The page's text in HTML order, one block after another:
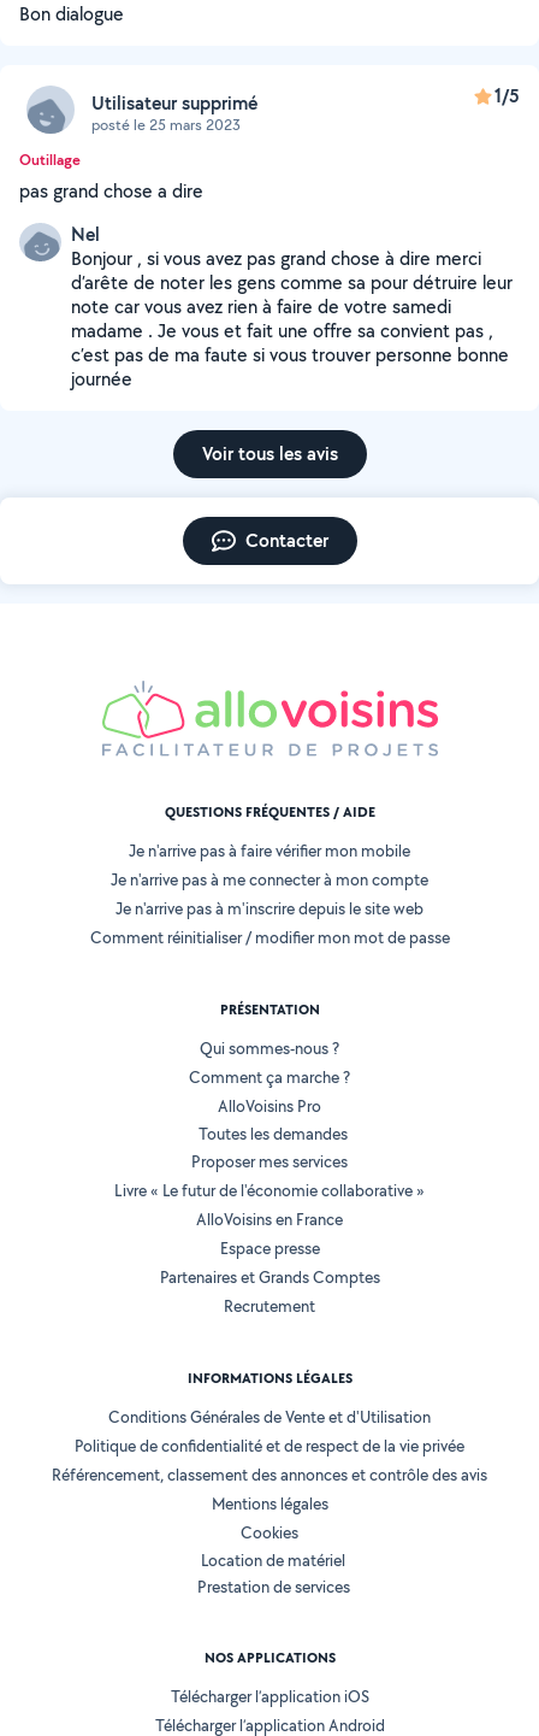
Bon dialogue
Utilisateur supprimé
posté le 25 mars 2023
1/5
Outillage
pas grand chose a dire
Nel
Bonjour , si vous avez pas grand chose à dire merci
d’arête de noter les gens comme sa pour détruire leur
note car vous avez rien à faire de votre samedi
madame . Je vous et fait une offre sa convient pas ,
c’est pas de ma faute si vous trouver personne bonne
journée
Voir tous les avis
Contacter
QUESTIONS FRÉQUENTES / AIDE
Je n'arrive pas à faire vérifier mon mobile
Je n'arrive pas à me connecter à mon compte
Je n'arrive pas à m'inscrire depuis le site web
Comment réinitialiser / modifier mon mot de passe
PRÉSENTATION
Qui sommes-nous ?
Comment ça marche ?
AlloVoisins Pro
Toutes les demandes
Proposer mes services
Livre « Le futur de l'économie collaborative »
AlloVoisins en France
Espace presse
Partenaires et Grands Comptes
Recrutement
INFORMATIONS LÉGALES
Conditions Générales de Vente et d'Utilisation
Politique de confidentialité et de respect de la vie privée
Référencement, classement des annonces et contrôle des avis
Mentions légales
Cookies
Location de matériel
Prestation de services
NOS APPLICATIONS
Télécharger l’application iOS
Télécharger l’application Android